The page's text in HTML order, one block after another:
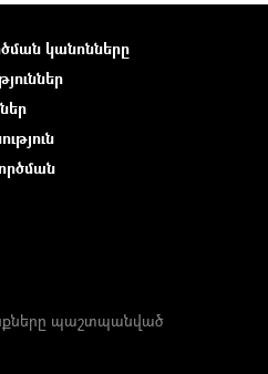
կանոնները
պաշտպանված